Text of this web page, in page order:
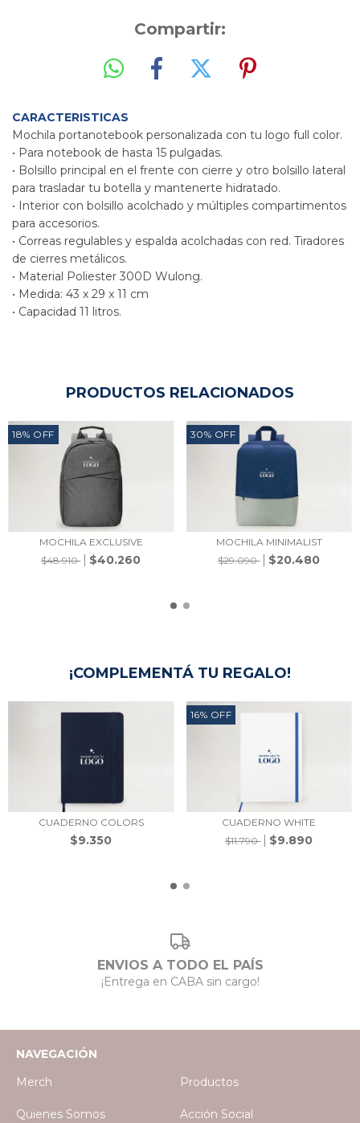
Compartir:
CARACTERISTICAS
Mochila portanotebook personalizada con tu logo full color.
• Para notebook de hasta 15 pulgadas.
• Bolsillo principal en el frente con cierre y otro bolsillo lateral
para trasladar tu botella y mantenerte hidratado.
• Interior con bolsillo acolchado y múltiples compartimentos
para accesorios.
• Correas regulables y espalda acolchadas con red. Tiradores
de cierres metálicos.
• Material Poliester 300D Wulong.
• Medida: 43 x 29 x 11 cm
• Capacidad 11 litros.
PRODUCTOS RELACIONADOS
18% OFF
MOCHILA EXCLUSIVE
$48.910
$40.260
30% OFF
MOCHILA MINIMALIST
$29.090
$20.480
¡COMPLEMENTÁ TU REGALO!
CUADERNO COLORS
$9.350
16% OFF
CUADERNO WHITE
$11.790
$9.890
ENVIOS A TODO EL PAÍS
¡Entrega en CABA sin cargo!
NAVEGACIÓN
Merch
Productos
Quienes Somos Acción Social